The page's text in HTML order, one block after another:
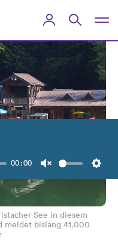
00:00
Unmute
See in diesem
meldet bislang 41.000